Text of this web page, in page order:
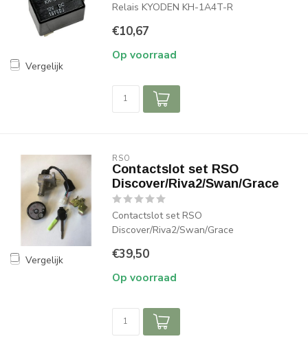
Vergelijk
Relais KYODEN KH-1A4T-R
€10,67
Op voorraad
Vergelijk
RSO
Contactslot set RSO
Discover/Riva2/Swan/Grace
Contactslot set RSO
Discover/Riva2/Swan/Grace
€39,50
Op voorraad